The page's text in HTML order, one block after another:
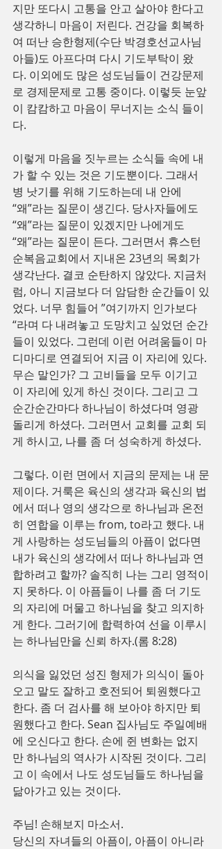
지만 또다시 고통을 안고 살아야 한다고
생각하니 마음이 저린다. 건강을 회복하
여 떠난 승한형제(수단 박경호선교사님
아들)도 아프다며 다시 기도부탁이 왔
다. 이외에도 많은 성도님들이 건강문제
로 경제문제로 고통 중이다. 이렇듯 눈앞
이 캄캄하고 마음이 무너지는 소식 들이
다.
이렇게 마음을 짓누르는 소식들 속에 내
가 할 수 있는 것은 기도뿐이다. 그래서
병 낫기를 위해 기도하는데 내 안에
“왜”라는 질문이 생긴다. 당사자들에도
“왜”라는 질문이 있겠지만 나에게도
“왜”라는 질문이 든다. 그러면서 휴스턴
순복음교회에서 지내온 23년의 목회가
생각난다. 결코 순탄하지 않았다. 지금처
럼, 아니 지금보다 더 암담한 순간들이 있
었다. 너무 힘들어 ”여기까지 인가보다
“라며 다 내려놓고 도망치고 싶었던 순간
들이 있었다. 그런데 이런 어려움들이 마
디마디로 연결되어 지금 이 자리에 있다.
무슨 말인가? 그 고비들을 모두 이기고
이 자리에 있게 하신 것이다. 그리고 그
순간순간마다 하나님이 하셨다며 영광
돌리게 하셨다. 그러면서 교회를 교회 되
게 하시고, 나를 좀 더 성숙하게 하셨다.
그렇다. 이런 면에서 지금의 문제는 내 문
제이다. 거룩은 육신의 생각과 육신의 법
에서 떠나 영의 생각으로 하나님과 온전
히 연합을 이루는 from, to라고 했다. 내
게 사랑하는 성도님들의 아픔이 없다면
내가 육신의 생각에서 떠나 하나님과 연
합하려고 할까? 솔직히 나는 그리 영적이
지 못하다. 이 아픔들이 나를 좀 더 기도
의 자리에 머물고 하나님을 찾고 의지하
게 한다. 그러기에 합력하여 선을 이루시
는 하나님만을 신뢰 하자.(롬 8:28)
의식을 잃었던 성진 형제가 의식이 돌아
오고 말도 잘하고 호전되어 퇴원했다고
한다. 좀 더 검사를 해 보아야 하지만 퇴
원했다고 한다. Sean 집사님도 주일예배
에 오신다고 한다. 손에 쥔 변화는 없지
만 하나님의 역사가 시작된 것이다. 그리
고 이 속에서 나도 성도님들도 하나님을
닮아가고 있는 것이다.
주님! 손해보지 마소서.
당신의 자녀들의 아픔이, 아픔이 아니라